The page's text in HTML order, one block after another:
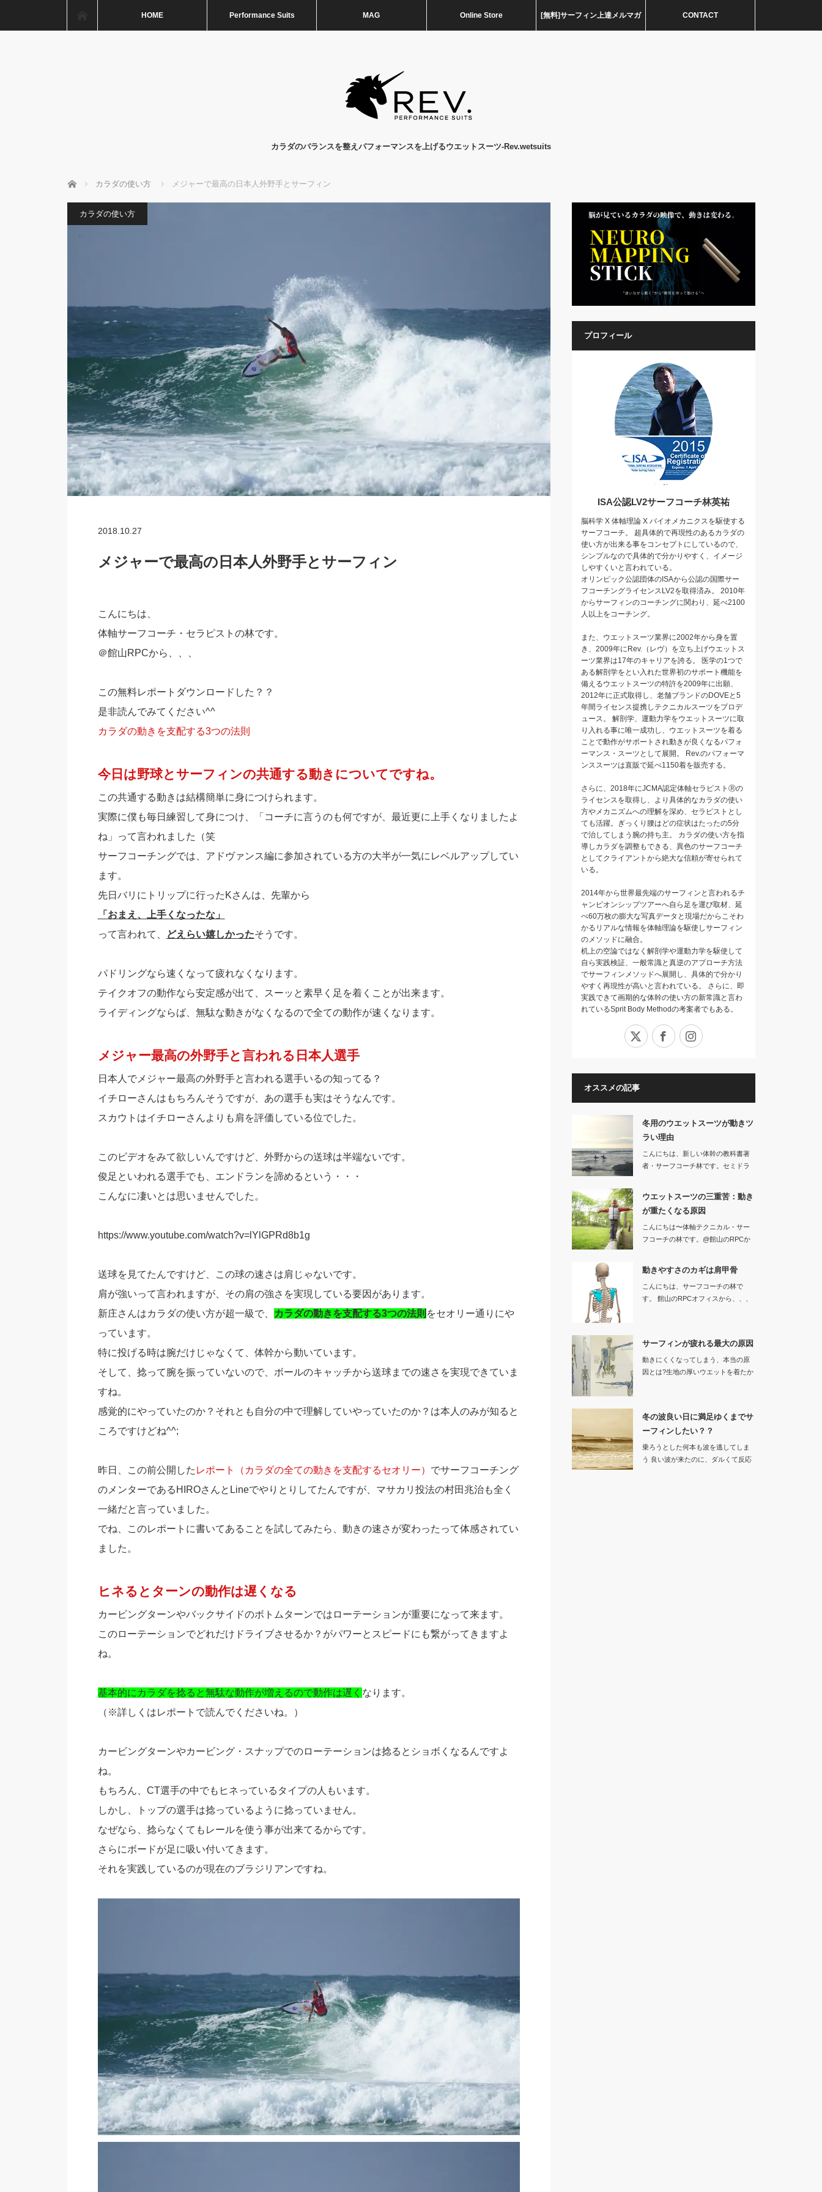
HOME Performance Suits MAG Online Store [無料]サーフィン上達メルマガ CONTACT
カラダのバランスを整えパフォーマンスを上げるウエットスーツ-Rev.wetsuits
ホーム カラダの使い方 メジャーで最高の日本人外野手とサーフィン
カラダの使い方
2018.10.27
メジャーで最高の日本人外野手とサーフィン
こんにちは、
体軸サーフコーチ・セラピストの林です。
＠館山RPCから、、、
この無料レポートダウンロードした？？
是非読んでみてください^^
カラダの動きを支配する3つの法則
今日は野球とサーフィンの共通する動きについてですね。
この共通する動きは結構簡単に身につけられます。
実際に僕も毎日練習して身につけ、「コーチに言うのも何ですが、最近更に上手くなりましたよ
ね」って言われました（笑
サーフコーチングでは、アドヴァンス編に参加されている方の大半が一気にレベルアップしてい
ます。
先日バリにトリップに行ったKさんは、先輩から
「おまえ、上手くなったな」
って言われて、
どえらい嬉しかったそうです。
パドリングなら速くなって疲れなくなります。
テイクオフの動作なら安定感が出て、スーッと素早く足を着くことが出来ます。
ライディングならば、無駄な動きがなくなるので全ての動作が速くなります。
メジャー最高の外野手と言われる日本人選手
日本人でメジャー最高の外野手と言われる選手いるの知ってる？
イチローさんはもちろんそうですが、あの選手も実はそうなんです。
スカウトはイチローさんよりも肩を評価している位でした。
このビデオをみて欲しいんですけど、外野からの送球は半端ないです。
俊足といわれる選手でも、エンドランを諦めるという・・・
こんなに凄いとは思いませんでした。
https://www.youtube.com/watch?v=lYlGPRd8b1g
送球を見てたんですけど、この球の速さは肩じゃないです。
肩が強いって言われますが、その肩の強さを実現している要因があります。
新庄さんはカラダの使い方が超一級で、
カラダの動きを支配する3つの法則 をセオリー通りにや
っています。
特に投げる時は腕だけじゃなくて、体幹から動いています。
そして、捻って腕を振っていないので、ボールのキャッチから送球までの速さを実現できていま
すね。
感覚的にやっていたのか？それとも自分の中で理解していやっていたのか？は本人のみが知ると
ころですけどね^^;
昨日、この前公開した レポート（カラダの全ての動きを支配するセオリー） でサーフコーチング
のメンターであるHIROさんとLineでやりとりしてたんですが、マサカリ投法の村田兆治も全く
一緒だと言っていました。
でね、このレポートに書いてあることを試してみたら、動きの速さが変わったって体感されてい
ました。
ヒネるとターンの動作は遅くなる
カービングターンやバックサイドのボトムターンではローテーションが重要になって来ます。
このローテーションでどれだけドライブさせるか？がパワーとスピードにも繋がってきますよ
ね。
基本的にカラダを捻ると無駄な動作が増えるので動作は遅く なります。
（※詳しくはレポートで読んでくださいね。）
カービングターンやカービング・スナップでのローテーションは捻るとショボくなるんですよ
ね。
もちろん、CT選手の中でもヒネっているタイプの人もいます。
しかし、トップの選手は捻っているように捻っていません。
なぜなら、捻らなくてもレールを使う事が出来てるからです。
さらにボードが足に吸い付いてきます。
それを実践しているのが現在のブラジリアンですね。
プロフィール
ISA公認LV2サーフコーチ林英祐
脳科学 X 体軸理論 X バイオメカニクスを駆使する
サーフコーチ。 超具体的で再現性のあるカラダの
使い方が出来る事をコンセプトにしているので、
シンプルなので具体的で分かりやすく、イメージ
しやすくいと言われている。
オリンピック公認団体のISAから公認の国際サー
フコーチングライセンスLV2を取得済み。 2010年
からサーフィンのコーチングに関わり、延べ2100
人以上をコーチング。
また、ウエットスーツ業界に2002年から身を置
き、2009年にRev.（レヴ）を立ち上げウエットス
ーツ業界は17年のキャリアを誇る。 医学の1つで
ある解剖学をとい入れた世界初のサポート機能を
備えるウエットスーツの特許を2009年に出願、
2012年に正式取得し、老舗ブランドのDOVEと5
年間ライセンス提携しテクニカルスーツをプロデ
ュース。 解剖学、運動力学をウエットスーツに取
り入れる事に唯一成功し、ウエットスーツを着る
ことで動作がサポートされ動きが良くなるパフォ
ーマンス・スーツとして展開。 Rev.のパフォーマ
ンススーツは直販で延べ1150着を販売する。
さらに、2018年にJCMA認定体軸セラピストⓇの
ライセンスを取得し、より具体的なカラダの使い
方やメカニズムへの理解を深め、セラピストとし
ても活躍。ぎっくり腰はどの症状はたったの5分
で治してしまう腕の持ち主。 カラダの使い方を指
導しカラダを調整もできる、異色のサーフコーチ
としてクライアントから絶大な信頼が寄せられて
いる。
2014年から世界最先端のサーフィンと言われるチ
ャンピオンシップツアーへ自ら足を運び取材、延
べ60万枚の膨大な写真データと現場だからこそわ
かるリアルな情報を体軸理論を駆使しサーフィン
のメソッドに融合。
机上の空論ではなく解剖学や運動力学を駆使して
自ら実践検証、一般常識と真逆のアプローチ方法
でサーフィンメソッドへ展開し、具体的で分かり
やすく再現性が高いと言われている。 さらに、即
実践できて画期的な体幹の使い方の新常識と言わ
れているSprit Body Methodの考案者でもある。
Facebook
オススメの記事
冬用のウエットスーツが動きツ
ラい理由
こんにちは、新しい体幹の教科書著
者・サーフコーチ林です。セミドラ
ウエットスーツの三重苦：動き
が重たくなる原因
こんにちは〜体軸テクニカル・サー
フコーチの林です。@館山のRPCか
動きやすさのカギは肩甲骨
こんにちは、サーフコーチの林で
す。 館山のRPCオフィスから、、、
サーフィンが疲れる最大の原因
動きにくくなってしまう、本当の原
因とは?生地の厚いウエットを着たか
冬の波良い日に満足ゆくまでサ
ーフィンしたい？？
乗ろうとした何本も波を逃してしま
う 良い波が来たのに、ダルくて反応